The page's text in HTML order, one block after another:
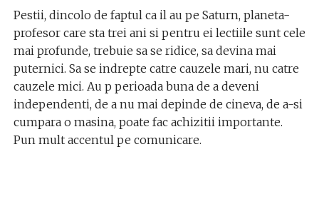
Pestii, dincolo de faptul ca il au pe Saturn, planeta-
profesor care sta trei ani si pentru ei lectiile sunt cele
mai profunde, trebuie sa se ridice, sa devina mai
puternici. Sa se indrepte catre cauzele mari, nu catre
cauzele mici. Au p perioada buna de a deveni
independenti, de a nu mai depinde de cineva, de a-si
cumpara o masina, poate fac achizitii importante.
Pun mult accentul pe comunicare.